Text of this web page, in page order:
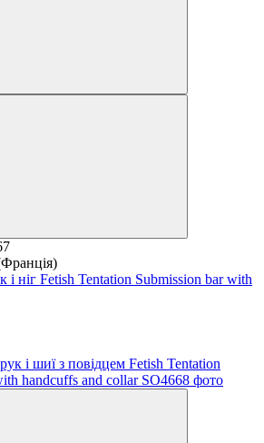
і ніг Fetish Tentation Submission bar with